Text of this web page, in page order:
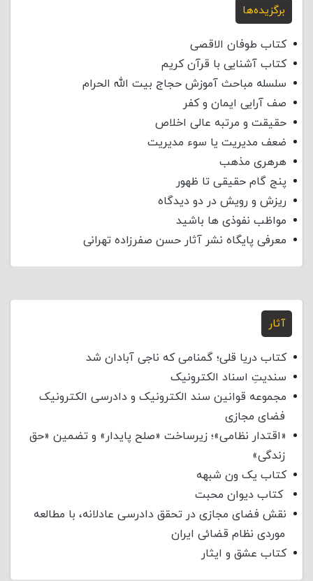
برگزیده‌ها
کتاب طوفان الاقصی
کتاب آشنایی با قرآن کریم
سلسله مباحث آموزش حجاج بیت الله الحرام
صف آرایی ایمان و کفر
حقیقت و مرتبه عالی اخلاص
ضعف مدیریت یا سوء مدیریت
هرهری مذهب
پنج گام حقیقی تا ظهور
ریزش و رویش در دو دیدگاه
مواظب نفوذی‌ ها باشید
معرفی پایگاه نشر آثار حسن صفرزاده تهرانی
آثار
کتاب دریا قلی؛ گمنامی که ناجی آبادان شد
سندیتِ اسناد الکترونیک
مجموعه قوانین سند الکترونیک و دادرسی الکترونیک
فضای مجازی
«اقتدار نظامی»؛ زیرساخت «صلح پایدار» و تضمین «حق
زندگی»
کتاب یک ون شبهه
کتاب دیوان محبت
نقش فضای مجازی در تحقق دادرسی عادلانه، با مطالعه
موردی نظام قضائی ایران
کتاب عشق و ایثار